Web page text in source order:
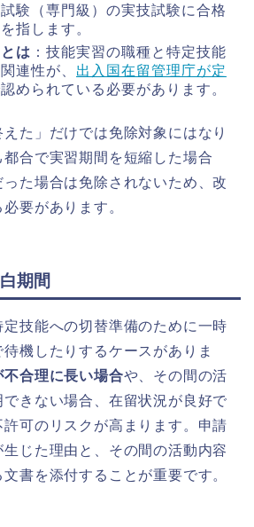
験（専門級）の実技試験に合格
指します。
は ：技能実習の職種と特定技能
連性が、 出入国在留管理庁が定
められている必要があります。
た」だけでは免除対象にはなり
都合で実習期間を短縮した場合
た場合は免除されないため、改
要があります。
期間
技能への切替準備のために一時
機したりするケースがありま
不合理に長い場合や、その間の活
きない場合、在留状況が良好で
可のリスクが高まります。申請
じた理由と、その間の活動内容
書を添付することが重要です。